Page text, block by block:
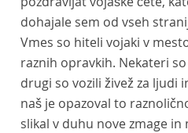
dohajale sem od vseh
Vmes so hiteli vojaki v
raznih opravkih. Nekateri
drugi so vozili živež za ljudi
naš je opazoval to
slikal v duhu nove zmage